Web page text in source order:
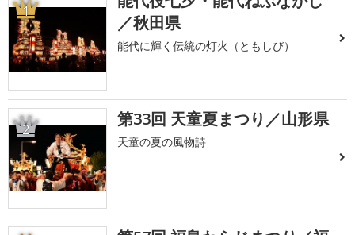
1
／秋田県
能代に輝く伝統の灯火（ともしび）
2 第33回 天童夏まつり／山形県
天童の夏の風物詩